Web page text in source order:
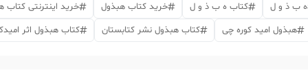
ه ب ذ و ل کتاب ه ب ذ و ل خرید کتاب هبذول خرید اینترنتی کتاب
هبذول امید کوره چی کتاب هبذول نشر کتابستان کتاب هبذول اثر